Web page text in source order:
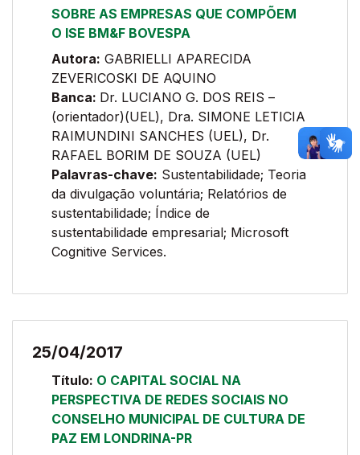
SOBRE AS EMPRESAS QUE COMPÕEM
O ISE BM&F BOVESPA
Autora: GABRIELLI APARECIDA
ZEVERICOSKI DE AQUINO
Banca: Dr. LUCIANO G. DOS REIS –
(orientador)(UEL), Dra. SIMONE LETICIA
RAIMUNDINI SANCHES (UEL), Dr.
RAFAEL BORIM DE SOUZA (UEL)
Palavras-chave: Sustentabilidade; Teoria
da divulgação voluntária; Relatórios de
sustentabilidade; Índice de
sustentabilidade empresarial; Microsoft
Cognitive Services.
25/04/2017
Título: O CAPITAL SOCIAL NA
PERSPECTIVA DE REDES SOCIAIS NO
CONSELHO MUNICIPAL DE CULTURA DE
PAZ EM LONDRINA-PR